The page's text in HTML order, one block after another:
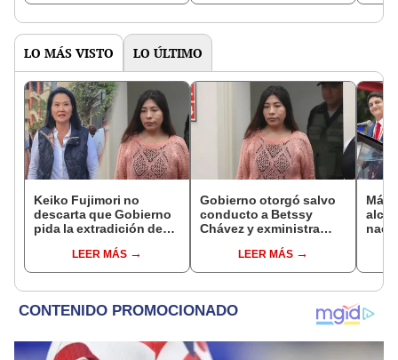
LO MÁS VISTO LO ÚLTIMO
Keiko Fujimori no
descarta que Gobierno
pida la extradición de
dentro de nuestras
facultades"
LEER MÁS
Gobierno otorgó salvo
conducto a Betssy
Chávez y exministra
madrugadaLEER MÁS
Más